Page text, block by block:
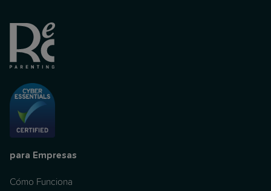
para Empresas
Cómo Funciona